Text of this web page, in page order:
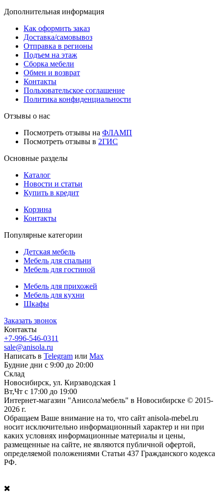
Дополнительная информация
Как оформить заказ
Доставка/самовывоз
Отправка в регионы
Подъем на этаж
Сборка мебели
Обмен и возврат
Контакты
Пользовательское соглашение
Политика конфиденциальности
Отзывы о нас
Посмотреть отзывы на ФЛАМП
Посмотреть отзывы в 2ГИС
Основные разделы
Каталог
Новости и статьи
Купить в кредит
Корзина
Контакты
Популярные категории
Детская мебель
Мебель для спальни
Мебель для гостиной
Мебель для прихожей
Мебель для кухни
Шкафы
Заказать звонок
Контакты
+7-996-546-0311
sale@anisola.ru
Написать в Telegram или Max
Будние дни с 9:00 до 20:00
Склад
Новосибирск, ул. Кирзаводская 1
Вт,Чт с 17:00 до 19:00
Интернет-магазин "Анисола'мебель" в Новосибирске © 2015-
2026 г.
Обращаем Ваше внимание на то, что сайт anisola-mebel.ru
носит исключительно информационный характер и ни при
каких условиях информационные материалы и цены,
размещенные на сайте, не являются публичной офертой,
определяемой положениями Статьи 437 Гражданского кодекса
РФ.